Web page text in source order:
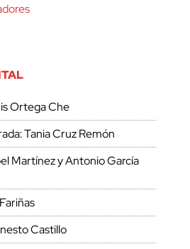
Ortega Che
Tania Cruz Remón
Martínez y Antonio García
Castillo